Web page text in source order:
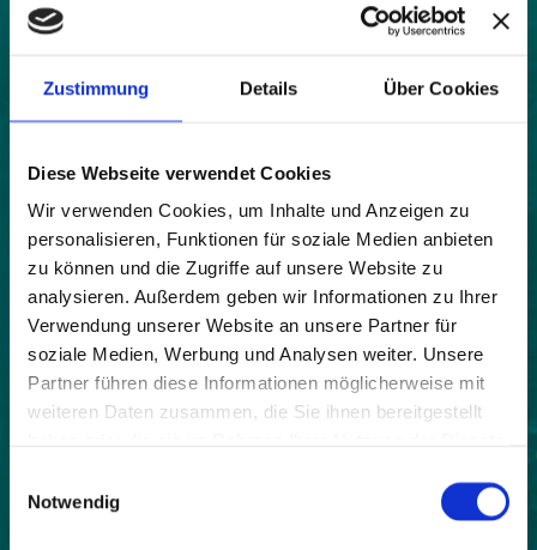
Zustimmung Details Über Cookies
Diese Webseite verwendet Cookies
Wir verwenden Cookies, um Inhalte und Anzeigen zu
personalisieren, Funktionen für soziale Medien anbieten
zu können und die Zugriffe auf unsere Website zu
analysieren. Außerdem geben wir Informationen zu Ihrer
Verwendung unserer Website an unsere Partner für
soziale Medien, Werbung und Analysen weiter. Unsere
Partner führen diese Informationen möglicherweise mit
weiteren Daten zusammen, die Sie ihnen bereitgestellt
Notwendig
Karte
Frankreich
Beitrittsjahr:
2018
Einwohner:
221